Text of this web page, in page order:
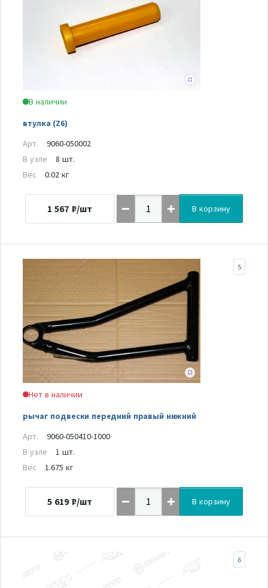
В наличии
втулка (Z6)
Арт.
9060-050002
В узле
8 шт.
Вес
0.02 кг
1 567 ₽/шт В корзину
Нет в наличии
рычаг подвески передний правый нижний
5
Арт.
9060-050410-1000
В узле
1 шт.
Вес
1.675 кг
5 619 ₽/шт В корзину
6